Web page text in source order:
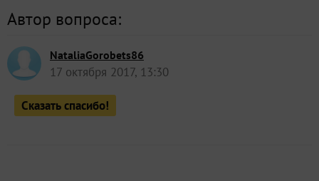
Автор вопроса:
NataliaGorobets86
17 октября 2017, 13:30
Сказать спасибо!